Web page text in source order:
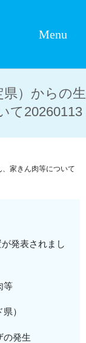
Menu
県）からの生
て20260113
、家きん肉等について
発表されまし
等
県）
の発生